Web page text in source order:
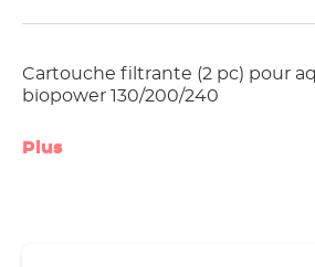
Cartouche filtrante (2 pc) pour
biopower 130/200/240
Plus